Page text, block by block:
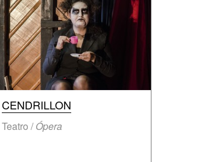
CENDRILLON
Teatro /Ópera